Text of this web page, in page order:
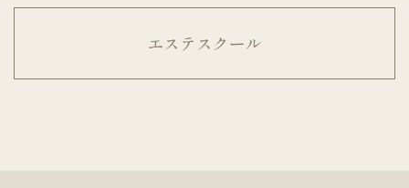
エステスクール